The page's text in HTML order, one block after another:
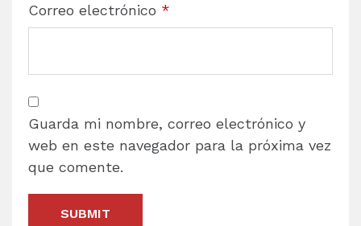
Correo electrónico *
Guarda mi nombre, correo electrónico y
web en este navegador para la próxima vez
que comente.